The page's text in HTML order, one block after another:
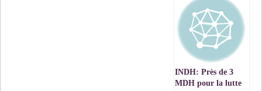
يلعب وحده ينتصر
دائما !
INDH: Près de 3
MDH pour la lutte